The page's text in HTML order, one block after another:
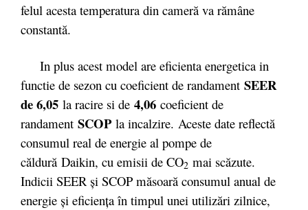
felul acesta temperatura din cameră va rămâne
constantă.
In plus acest model are eficienta energetica in
functie de sezon cu coeficient de randament SEER
de 6,05 la racire si de 4,06 coeficient de
randament SCOP la incalzire. Aceste date reflectă
consumul real de energie al pompe de
căldură Daikin, cu emisii de CO2 mai scăzute.
Indicii SEER şi SCOP măsoară consumul anual de
energie şi eficienţa în timpul unei utilizări zilnice,